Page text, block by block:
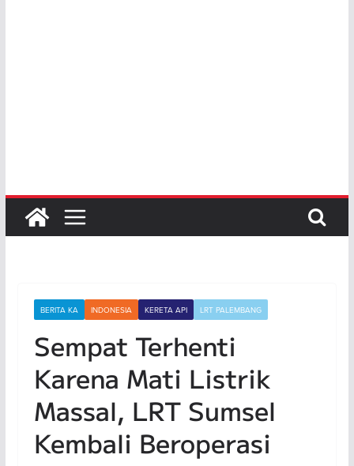
BERITA KA INDONESIA KERETA API LRT PALEMBANG
Sempat Terhenti
Karena Mati Listrik
Massal, LRT Sumsel
Kembali Beroperasi